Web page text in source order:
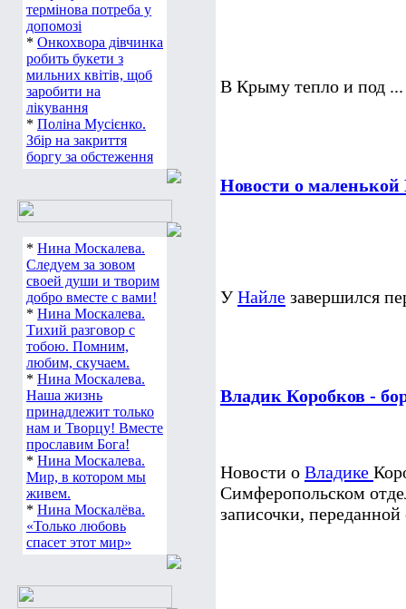
термінова потреба у
допомозі
* Онкохвора дівчинка
робить букети з
мильних квітів, щоб
заробити на
лікування
* Поліна Мусієнко.
Збір на закриття
боргу за обстеження
* Нина Москалева.
Следуем за зовом
своей души и творим
добро вместе с вами!
* Нина Москалева.
Тихий разговор с
тобою. Помним,
любим, скучаем.
* Нина Москалева.
Наша жизнь
принадлежит только
нам и Творцу! Вместе
прославим Бога!
* Нина Москалева.
Мир, в котором мы
живем.
* Нина Москалёва.
«Только любовь
спасет этот мир»
В Крыму тепло и под ...
Новости о маленькой
У Найле завершился
Владик Коробков -
Новости о Владике
Симферопольском
записочки, переданной